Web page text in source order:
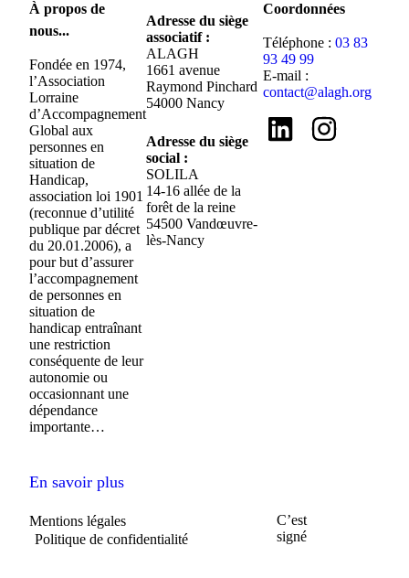
À propos de
nous...
Fondée en 1974,
l’Association
Lorraine
d’Accompagnement
Global aux
personnes en
situation de
Handicap,
association loi 1901
(reconnue d’utilité
publique par décret
du 20.01.2006), a
pour but d’assurer
l’accompagnement
de personnes en
situation de
handicap entraînant
une restriction
conséquente de leur
autonomie ou
occasionnant une
dépendance
importante…
En savoir plus
Adresse du siège
associatif :
ALAGH
1661 avenue
Raymond Pinchard
54000 Nancy
Adresse du siège
social :
SOLILA
14-16 allée de la
forêt de la reine
54500 Vandœuvre-
lès-Nancy
Coordonnées
Téléphone : 03 83
93 49 99
E-mail :
contact@alagh.org
Mentions légales
Politique de confidentialité
C’est
signé